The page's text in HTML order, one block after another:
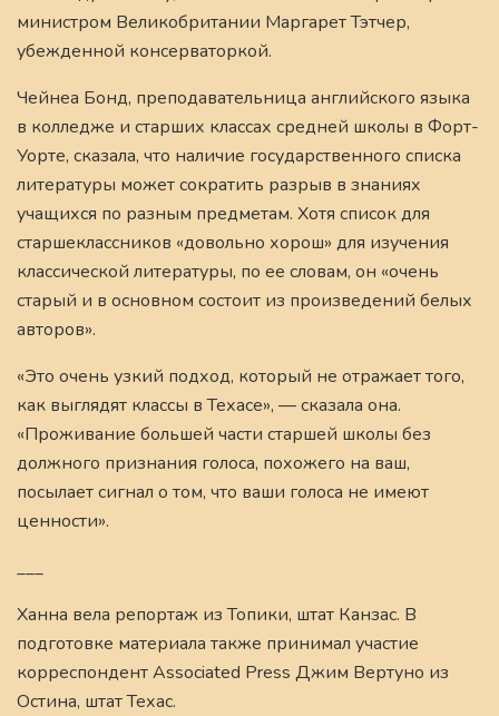
министром Великобритании Маргарет Тэтчер,
убежденной консерваторкой.
Чейнеа Бонд, преподавательница английского языка
в колледже и старших классах средней школы в Форт-
Уорте, сказала, что наличие государственного списка
литературы может сократить разрыв в знаниях
учащихся по разным предметам. Хотя список для
старшеклассников «довольно хорош» для изучения
классической литературы, по ее словам, он «очень
старый и в основном состоит из произведений белых
авторов».
«Это очень узкий подход, который не отражает того,
как выглядят классы в Техасе», — сказала она.
«Проживание большей части старшей школы без
должного признания голоса, похожего на ваш,
посылает сигнал о том, что ваши голоса не имеют
ценности».
___
Ханна вела репортаж из Топики, штат Канзас. В
подготовке материала также принимал участие
корреспондент Associated Press Джим Вертуно из
Остина, штат Техас.